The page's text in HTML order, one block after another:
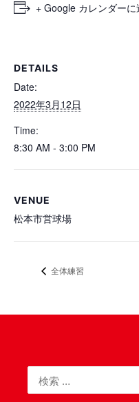
+ Google カレンダーに
DETAILS
Date:
2022年3月12日
Time:
8:30 AM - 3:00 PM
VENUE
松本市営球場
全体練習